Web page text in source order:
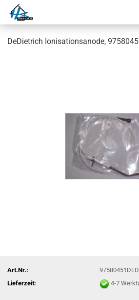
DeDietrich Ionisationsanode,
Art.Nr.:
Lieferzeit:
4-7